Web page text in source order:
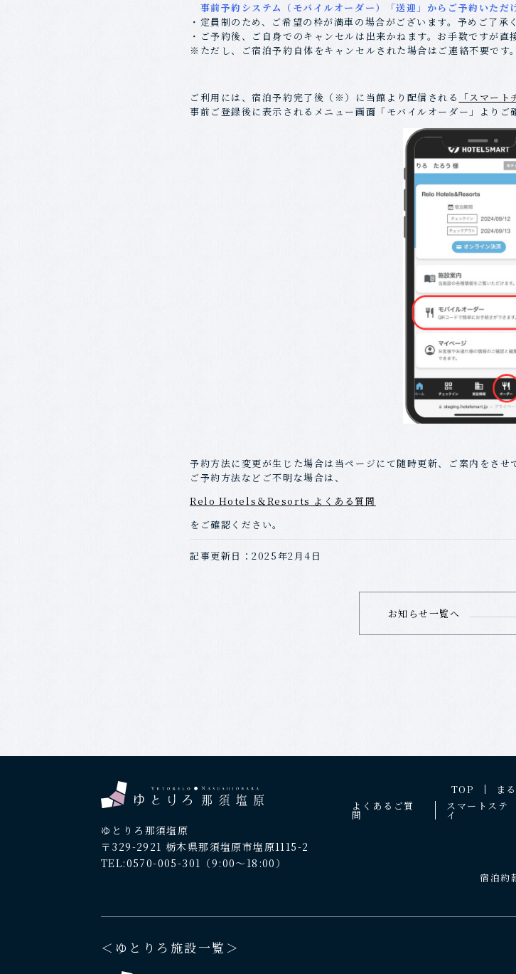
事前予約システム（モバイルオーダー）「送迎」からご予約いただ
・定員制のため、ご希望の枠が満車の場合がございます。予めご了承
・ご予約後、ご自身でのキャンセルは出来かねます。お手数ですが直
※ただし、ご宿泊予約自体をキャンセルされた場合はご連絡不要です。
ご利用には、宿泊予約完了後（※）に当館より配信される 「スマート
事前ご登録後に表示されるメニュー画面「モバイルオーダー」よりご
予約方法に変更が生じた場合は当ページにて随時更新、ご案内をさせ
ご予約方法などご不明な場合は、
Relo Hotels＆Resorts よくある質問
をご確認ください。
記事更新日：2025年2月4日
お知らせ一覧へ
ゆとりろ那須塩原
〒329-2921 栃木県那須塩原市塩原1115-2
TEL:0570-005-301 （9:00～18:00）
TOP ま
よくあるご質
問
スマートステ
イ
宿泊約
＜ゆとりろ施設一覧＞